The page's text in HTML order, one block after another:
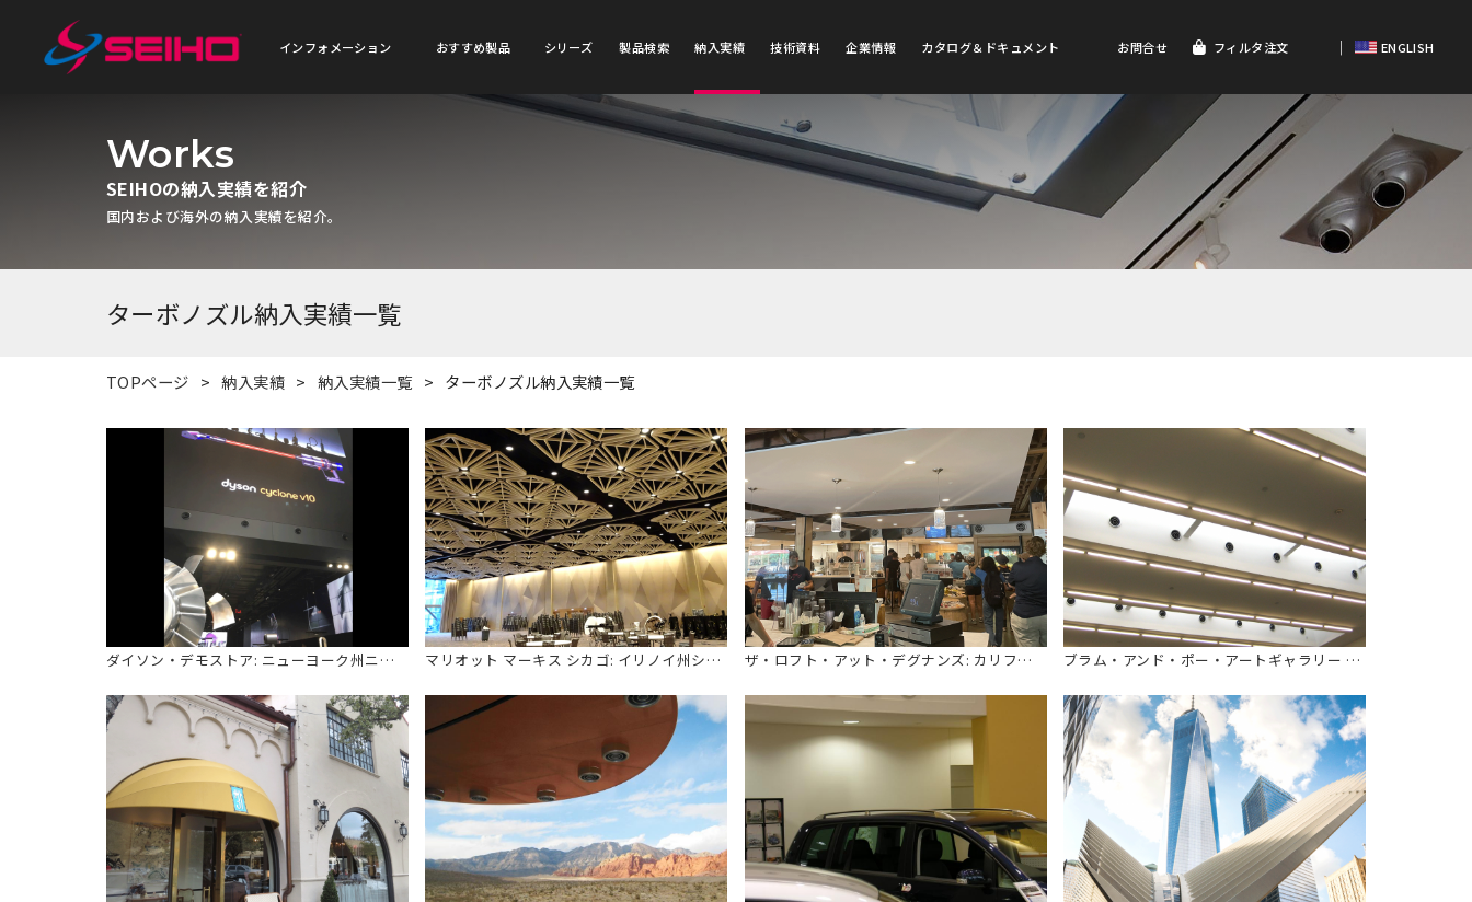
インフォメーション おすすめ製品 シリーズ 製品検索 納入実績 技術資料 企業情報 カタログ＆ドキュメント お問合せ フィルタ注文 ｜ ENGLISH
Works
SEIHOの納入実績を紹介
国内および海外の納入実績を紹介。
ターボノズル納入実績一覧
TOPページ 納入実績 納入実績一覧 ターボノズル納入実績一覧
ダイソン・デモストア: ニューヨーク州ニューヨーク マリオット マーキス シカゴ: イリノイ州シカゴ ザ・ロフト・アット・デグナンズ: カリフォルニア州ヨセミテバレー ブラム・アンド・ポー・アートギャラリー カリフォルニア州ロサンジェルス